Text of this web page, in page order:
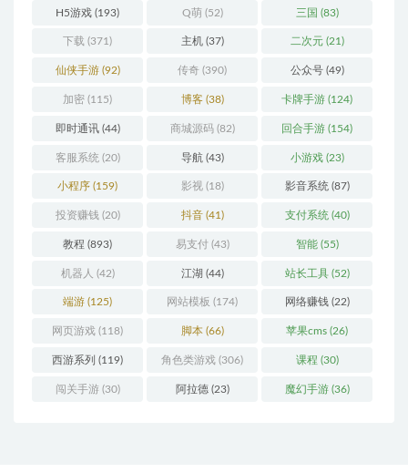
H5游戏 (193) Q萌(52) 三国 (83)
下载 (371) 主机(37) 二次元(21)
仙侠手游(92) 传奇 (390) 公众号(49)
加密 (115) 博客(38) 卡牌手游 (124)
即时通讯(44) 商城源码(82) 回合手游 (154)
客服系统 (20) 导航(43) 小游戏(23)
小程序 (159) 影视(18) 影音系统 (87)
投资赚钱 (20) 抖音(41) 支付系统 (40)
教程 (893) 易支付(43) 智能(55)
机器人 (42) 江湖 (44) 站长工具(52)
端游 (125) 网站模板 (174) 网络赚钱(22)
网页游戏 (118) 脚本(66) 苹果cms (26)
西游系列 (119) 角色类游戏 (306) 课程 (30)
闯关手游(30) 阿拉德(23) 魔幻手游(36)